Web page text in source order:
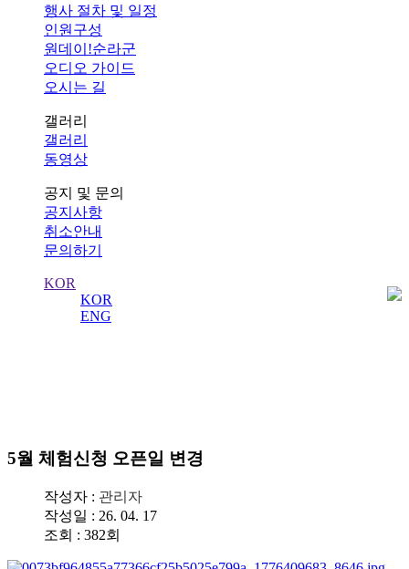
행사 절차 및 일정
인원구성
원데이!순라군
오디오 가이드
오시는 길
갤러리
갤러리
동영상
공지 및 문의
공지사항
취소안내
문의하기
KOR
KOR
ENG
5월 체험신청 오픈일 변경
작성자 : 관리자
작성일 : 26. 04. 17
조회 : 382회